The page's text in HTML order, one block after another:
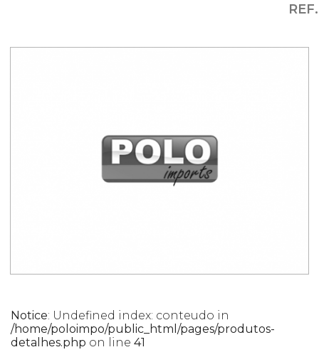
Notice: Undefined index: conteudo in
/home/poloimpo/public_html/pages/produtos-
detalhes.php on line 41